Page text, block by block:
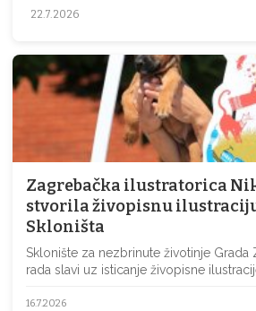
22.7.2026
Zagrebačka ilustratorica
stvorila živopisnu
Skloništa
Sklonište za nezbrinute životinje Grada
rada slavi uz isticanje živopisne
16.7.2026